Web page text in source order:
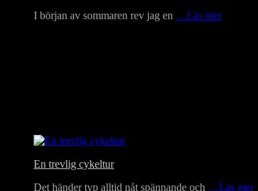
I början av sommaren rev jag en …Läs mer
En trevlig cykeltur
Det händer typ alltid nåt spännande och …Läs mer